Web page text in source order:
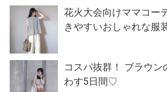
花火大会向けママコー
きやすいおしゃれな服
コスパ抜群！ ブラウン
わす5日間♡